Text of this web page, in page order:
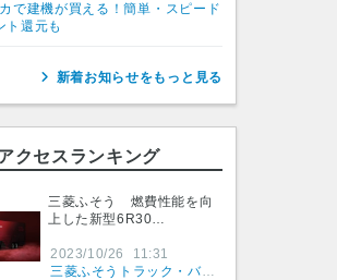
カで建機が買える！簡単・スピード
ト還元も
新着お知らせをもっと見る
クセスランキング
三菱ふそう 燃費性能を向
上した新型6R30…
2023/10/26
11:31
三菱ふそうトラック・バス株式会社